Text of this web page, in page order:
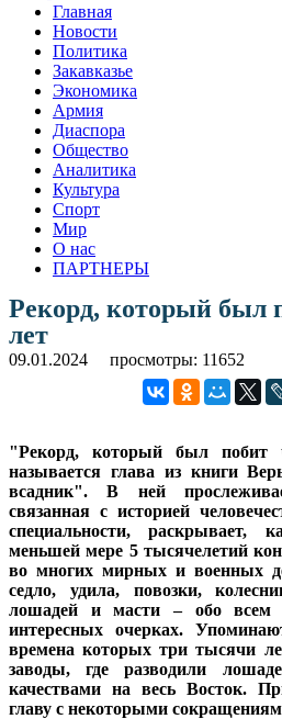
Главная
Новости
Политика
Закавказье
Экономика
Армия
Диаспора
Общество
Аналитика
Культура
Спорт
Мир
О нас
ПАРТНЕРЫ
Рекорд, который был
лет
09.01.2024 просмотры: 11652
"Рекорд, который был побит
называется глава из книги
всадник". В ней
связанная с историей
специальности,
меньшей мере 5 тысячелетий
во многих мирных и военных
седло, удила, повозки,
лошадей и масти – обо всем
интересных очерках.
времена которых три тысячи
заводы, где разводили
качествами на весь Восток.
главу с некоторыми